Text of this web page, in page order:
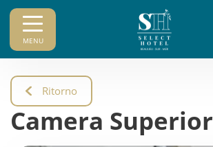
MENU
Ritorno
Camera Superior